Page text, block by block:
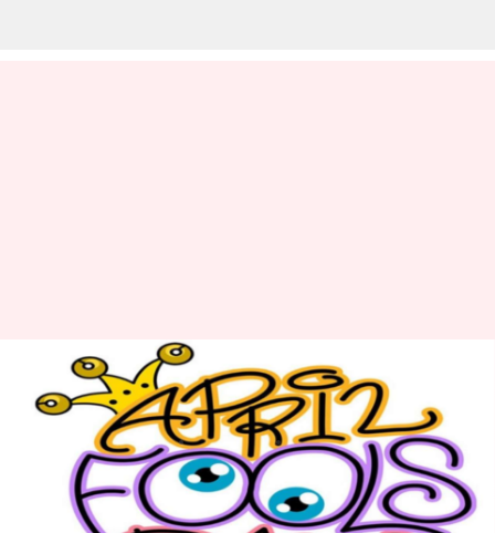
ఏప్రిల్ ఫూల్స్ డే 2023: ఫూల్స్ డే ఎలా
పుట్టింది? దీని వెనుక కథేంటి?
Sriram Pranateja Apr 01, 2023 11:24 am
ఈ వార్తాకథనం ఏంటి